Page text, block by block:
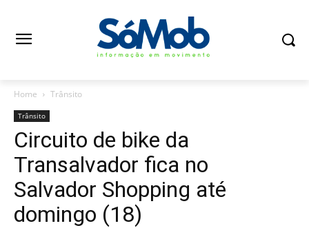
Home Trânsito
Trânsito
Circuito de bike da
Transalvador fica no
Salvador Shopping até
domingo (18)